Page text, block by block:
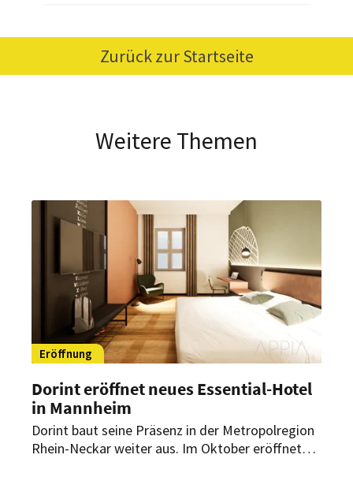
Zurück zur Startseite
Weitere Themen
Eröffnung
Dorint eröffnet neues Essential-Hotel
in Mannheim
Dorint baut seine Präsenz in der Metropolregion
Rhein-Neckar weiter aus. Im Oktober eröffnet